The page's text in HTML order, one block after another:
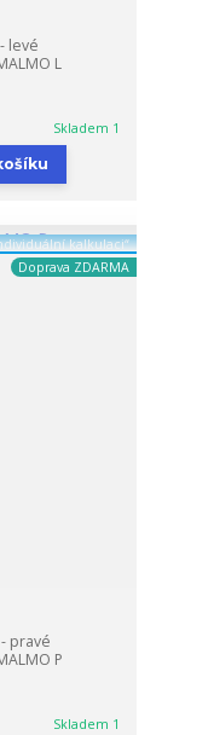
levé
L
Skladem 1
kalkulaci“
Doprava ZDARMA
pravé
P
Skladem 1